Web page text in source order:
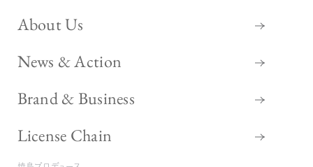
About Us
News & Action
Brand & Business
License Chain